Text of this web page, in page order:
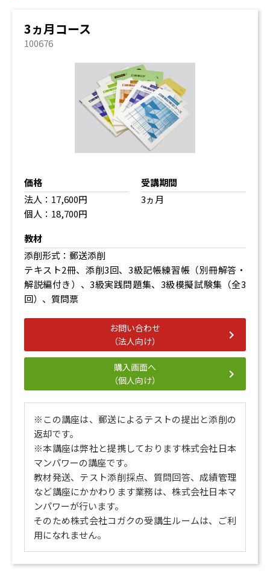
3ヵ月コース
100676
価格
法人：17,600円
個人：18,700円
受講期間
3ヵ月
教材
添削形式：郵送添削
テキスト2冊、添削3回、3級記帳練習帳（別冊解答・
解説編付き）、3級実践問題集、3級模擬試験集（全3
回）、質問票
お問い合わせ
（法人向け）
購入画面へ
（個人向け）
※この講座は、郵送によるテストの提出と添削の
返却です。
※本講座は弊社と提携しております株式会社日本
マンパワーの講座です。
教材発送、テスト添削採点、質問回答、成績管理
など講座にかかわります業務は、株式会社日本マ
ンパワーが行います。
そのため株式会社コガクの受講生ルームは、ご利
用になれません。